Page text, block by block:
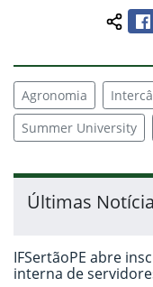
Agronomia
Summer University
Últimas
IFSertãoPE abre
interna de